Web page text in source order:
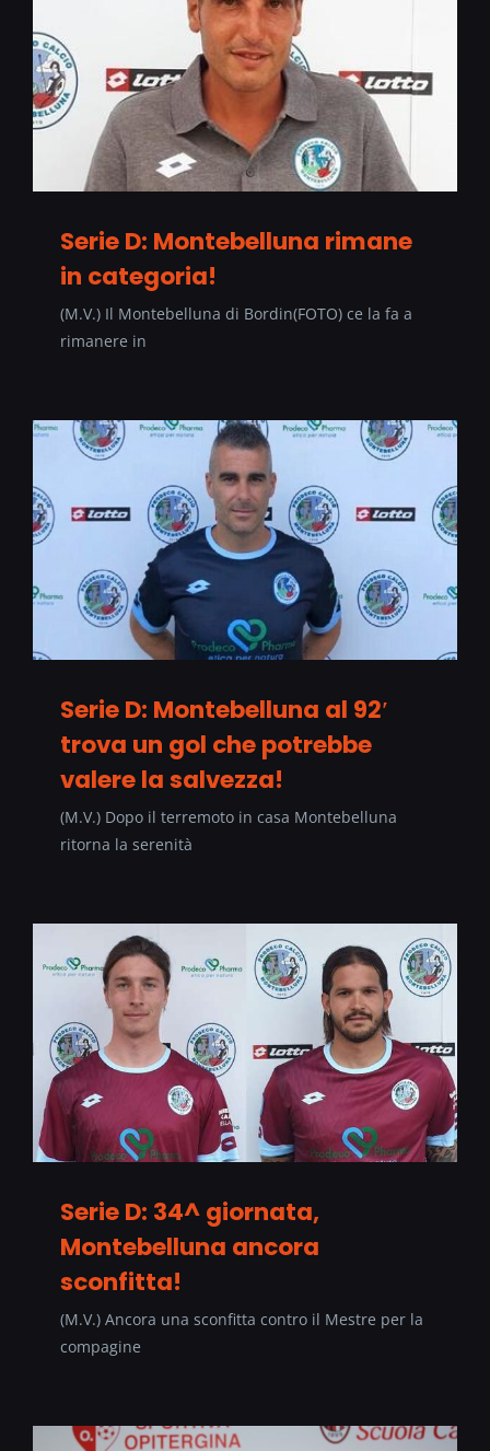
Serie D: Montebelluna rimane
in categoria!
(M.V.) Il Montebelluna di Bordin(FOTO) ce la fa a
rimanere in
Serie D: Montebelluna al 92′
trova un gol che potrebbe
valere la salvezza!
(M.V.) Dopo il terremoto in casa Montebelluna
ritorna la serenità
Serie D: 34^ giornata,
Montebelluna ancora
sconfitta!
(M.V.) Ancora una sconfitta contro il Mestre per la
compagine